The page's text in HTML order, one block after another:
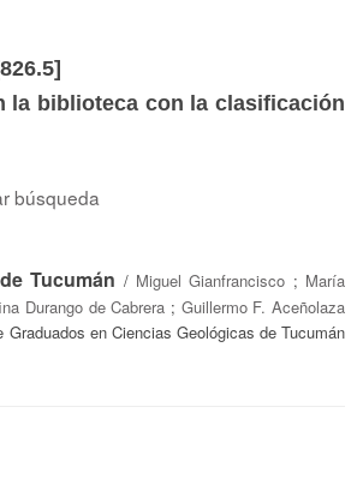
la biblioteca con la clasificación
búsqueda
Tucumán / Miguel Gianfrancisco ; María
Durango de Cabrera ; Guillermo F. Aceñolaza
Graduados en Ciencias Geológicas de Tucumán